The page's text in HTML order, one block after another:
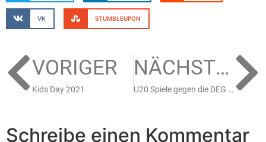
VK STUMBLEUPON
VORIGER
Kids Day 2021
NÄCHSTER
U20 Spiele gegen die DEG abgesagt
Schreibe einen Kommentar